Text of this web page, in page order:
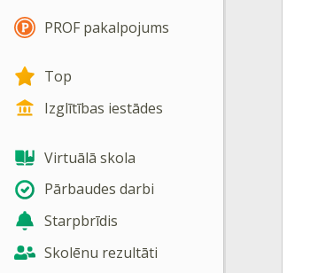
PROF pakalpojums
Top
Izglītības iestādes
Virtuālā skola
Pārbaudes darbi
Starpbrīdis
Skolēnu rezultāti